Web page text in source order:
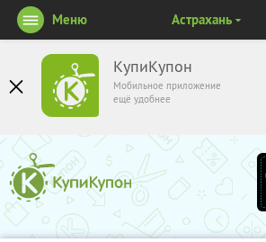
КупиКупон
Мобильное приложение
ещё удобнее
Меню Астрахань